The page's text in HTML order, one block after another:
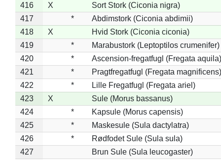
416
X
Sort Stork (Ciconia nigra)
417
*
Abdimstork (Ciconia abdimii)
418
X
Hvid Stork (Ciconia ciconia)
419
*
Marabustork (Leptoptilos crumenifer)
420
*
Ascension-fregatfugl (Fregata aquila)
421
*
Pragtfregatfugl (Fregata magnificens)
422
*
Lille Fregatfugl (Fregata ariel)
423
X
Sule (Morus bassanus)
424
*
Kapsule (Morus capensis)
425
*
Maskesule (Sula dactylatra)
426
*
Rødfodet Sule (Sula sula)
427
Brun Sule (Sula leucogaster)